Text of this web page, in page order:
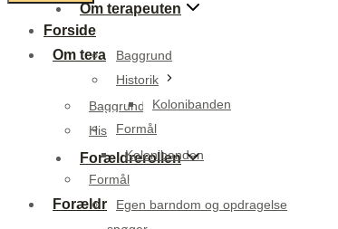
Om terapeuten
Baggrund
Historik
Kolonibanden
Formål
Forældrerollen
Egen barndom og opdragelse
Forside
Om terapeuten
Baggrund
Historik
Kolonibanden
Formål
Forældrerollen